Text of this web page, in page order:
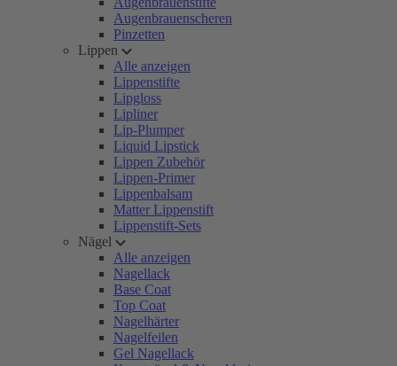
Augenbrauenscheren
Pinzetten
Lippen
Alle anzeigen
Lippenstifte
Lipgloss
Lipliner
Lip-Plumper
Liquid Lipstick
Lippen Zubehör
Lippen-Primer
Lippenbalsam
Matter Lippenstift
Lippenstift-Sets
Nägel
Alle anzeigen
Nagellack
Base Coat
Top Coat
Nagelhärter
Nagelfeilen
Gel Nagellack